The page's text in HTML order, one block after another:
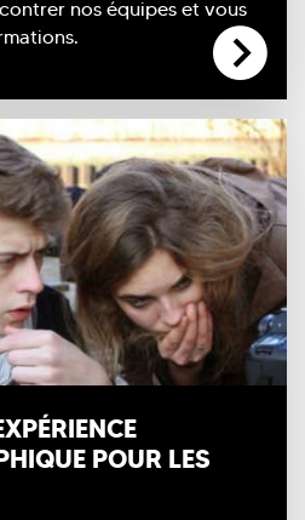
nos équipes et vous
POUR LES